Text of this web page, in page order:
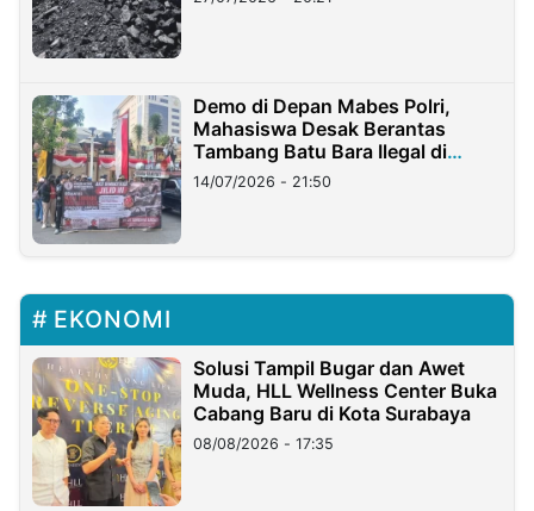
Demo di Depan Mabes Polri,
Mahasiswa Desak Berantas
Tambang Batu Bara Ilegal di
Lampung
14/07/2026 - 21:50
EKONOMI
Solusi Tampil Bugar dan Awet
Muda, HLL Wellness Center Buka
Cabang Baru di Kota Surabaya
08/08/2026 - 17:35